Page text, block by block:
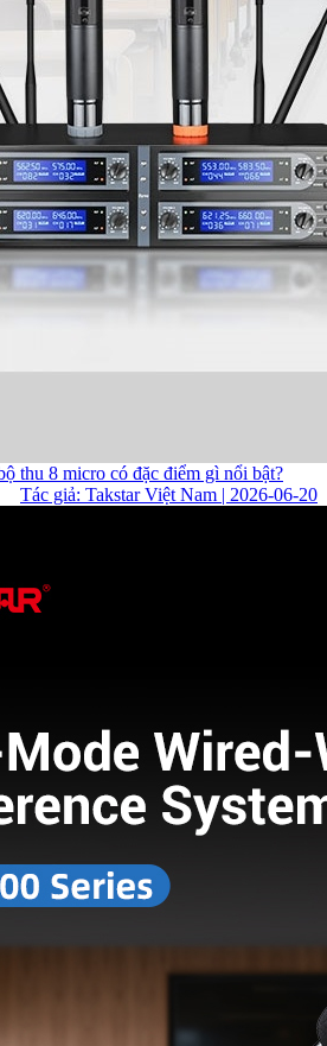
thu 8 micro có đặc điểm gì nổi bật?
Tác giả: Takstar Việt Nam | 2026-06-20